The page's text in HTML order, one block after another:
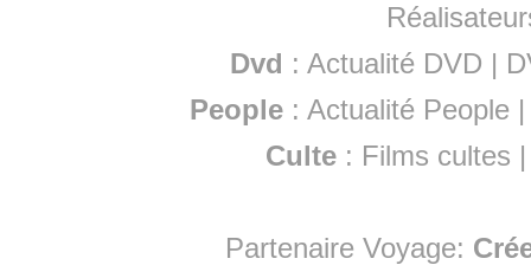
Dvd : Actualité DVD |
People :Actualité People
Culte : Films cultes
Partenaire Voyage: